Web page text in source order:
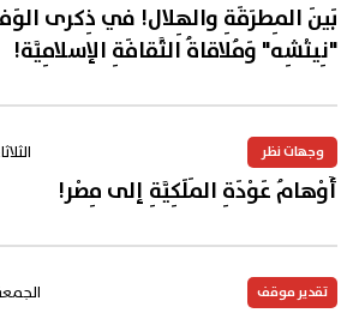
بَينَ المِطرَقَةِ والهِلال! في ذِكرى
"نِيتْشِه" وَمُلاقاةُ الثَّقافَةِ الإسلامِيَّة!
وجهات نظر الثلاثاء 4
أَوْهامُ عَوْدَةِ المَلَكِيَّةِ إلى مِصْر!
تقدير موقف الجمعة 7 آب